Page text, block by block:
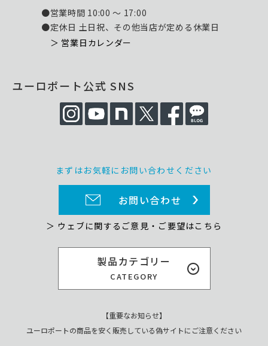
製品カテゴリー
CATEGORY
●営業時間 10:00 ～ 17:00
●定休日 土日祝、その他当店が定める休業日
＞ 営業日カレンダー
ユーロポート公式 SNS
まずはお気軽にお問い合わせください
お問い合わせ
＞ ウェブに関するご意見・ご要望はこちら
【重要なお知らせ】
ユーロポートの商品を安く販売している偽サイトにご注意ください